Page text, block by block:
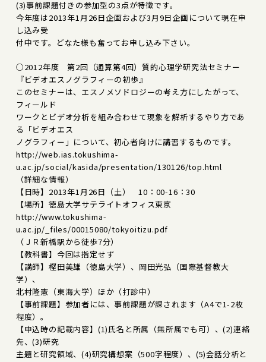
(3)事前課題付きの参加型の3点が特徴です。
今年度は2013年1月26日企画および3月9日企画について現在申
し込み受
付中です。どなた様も奮ってお申し込み下さい。
○2012年度 第2回（通算第4回）質的心理学研究法セミナー
『ビデオエスノグラフィーの初歩』
このセミナーは、エスノメソドロジーの考え方にしたがって、
フィールド
ワークとビデオ分析を組み合わせて現象を解析するやり方であ
る「ビデオエス
ノグラフィー」について、初心者向けに講習するものです。
http://web.ias.tokushima-
u.ac.jp/social/kasida/presentation/130126/top.html
（詳細な情報）
【日時】2013年1月26日（土） 10：00-16：30
【場所】徳島大学サテライトオフィス東京
http://www.tokushima-
u.ac.jp/_files/00015080/tokyoitizu.pdf
（ＪＲ新橋駅から徒歩7分）
【教科書】今回は指定せず
【講師】樫田美雄（徳島大学）、岡田光弘（国際基督教大
学）、
北村隆憲（東海大学）ほか（打診中）
【事前課題】参加者には、事前課題が課されます（A4で1-2枚
程度）。
【申込時の記載内容】(1)氏名と所属（無所属でも可）、(2)連絡
先、(3)研究
主題と研究領域、(4)研究構想案（500字程度）、(5)会話分析と